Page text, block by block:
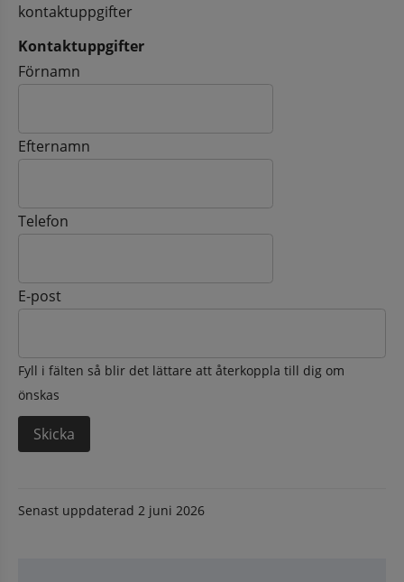
kontaktuppgifter
Kontaktuppgifter
Kontaktuppgifter
Förnamn
Efternamn
Telefon
E-post
Fyll i fälten så blir det lättare att återkoppla till dig om
önskas
Senast uppdaterad 2 juni 2026